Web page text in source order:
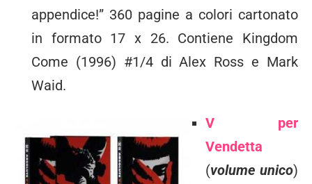
appendice!” 360 pagine a colori cartonato
in formato 17 x 26. Contiene Kingdom
Come (1996) #1/4 di Alex Ross e Mark
Waid.
V per
Vendetta
(volume unico)